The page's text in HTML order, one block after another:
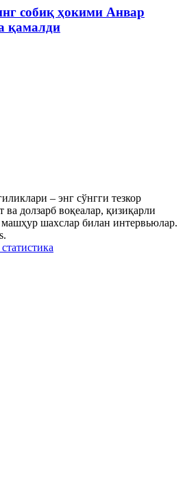
собиқ ҳокими Анвар
қамалди
– энг сўнгги тезкор
долзарб воқеалар, қизиқарли
машҳур шахслар билан интервьюлар.